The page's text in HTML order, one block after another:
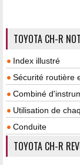
TOYOTA CH-R
Index illustré
Sécurité routière
Combiné
Utilisation de
Conduite
TOYOTA CH-R